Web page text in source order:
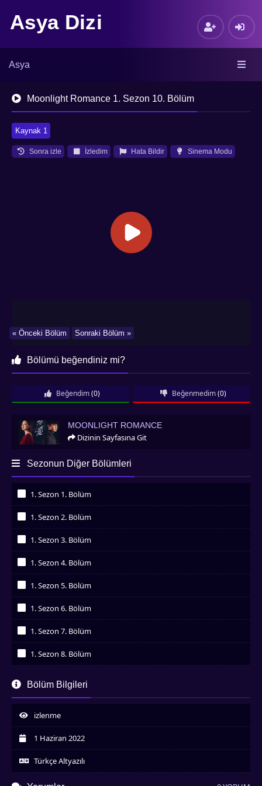
Asya Dizi
Asya
Moonlight Romance 1. Sezon 10. Bölüm
Kaynak 1
Sonra izle İzledim Hata Bildir Sinema Modu
Sonraki Bölüm »
« Önceki Bölüm
Bölümü beğendiniz mi?
Beğendim (0) Beğenmedim (0)
Moonlight Romance
MOONLIGHT ROMANCE
Dizinin Sayfasına Git
Sezonun Diğer Bölümleri
1. Sezon 1. Bölüm
1. Sezon 2. Bölüm
1. Sezon 3. Bölüm
1. Sezon 4. Bölüm
1. Sezon 5. Bölüm
1. Sezon 6. Bölüm
1. Sezon 7. Bölüm
1. Sezon 8. Bölüm
İzledim
İzledim
1. Sezon 10. Bölüm
İzledim
İzledim
İzledim
1. Sezon 13. Bölüm
Bölüm Bilgileri
izlenme
1 Haziran 2022
Türkçe Altyazılı